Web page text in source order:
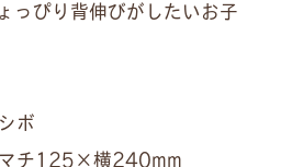
っぴり背伸びがしたいお子
ボ
チ125×横240mm